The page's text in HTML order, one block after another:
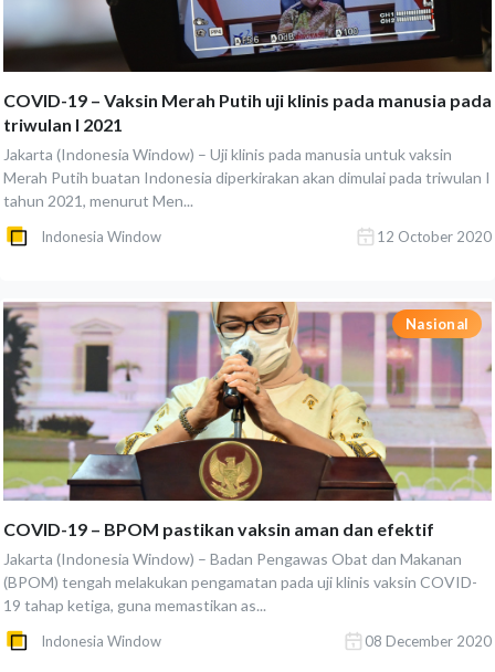
COVID-19 – Vaksin Merah Putih uji klinis pada manusia pada
triwulan I 2021
Jakarta (Indonesia Window) – Uji klinis pada manusia untuk vaksin
Merah Putih buatan Indonesia diperkirakan akan dimulai pada triwulan I
tahun 2021, menurut Men...
Indonesia Window 12 October 2020
Nasional
COVID-19 – BPOM pastikan vaksin aman dan efektif
Jakarta (Indonesia Window) – Badan Pengawas Obat dan Makanan
(BPOM) tengah melakukan pengamatan pada uji klinis vaksin COVID-
19 tahap ketiga, guna memastikan as...
Indonesia Window 08 December 2020